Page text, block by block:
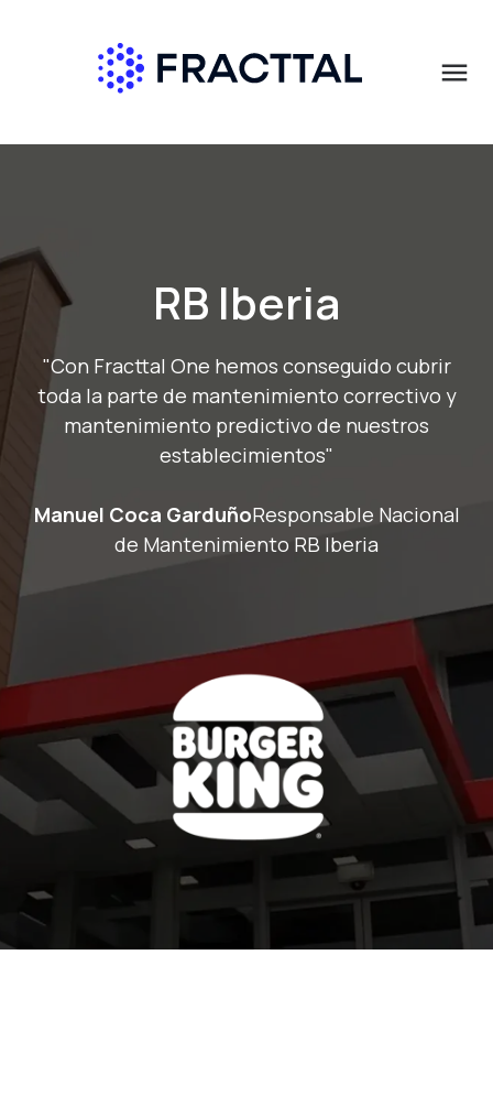
menu
RB Iberia
"Con Fracttal One hemos conseguido cubrir
toda la parte de mantenimiento correctivo y
mantenimiento predictivo de nuestros
establecimientos"
Manuel Coca GarduñoResponsable Nacional
de Mantenimiento RB Iberia